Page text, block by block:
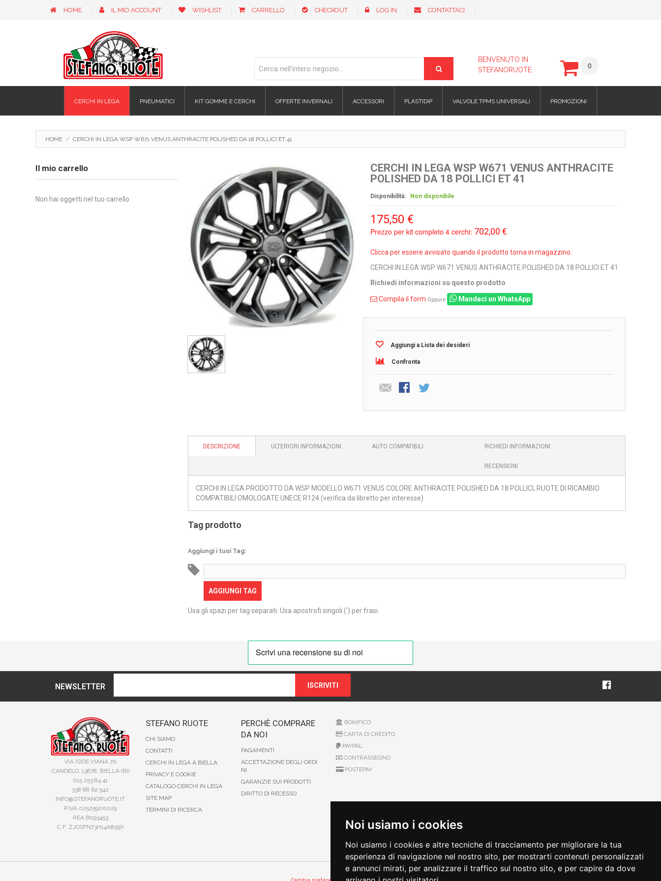
Noi usiamo i cookies
Noi usiamo i cookies e altre tecniche di tracciamento per migliorare la tua
esperienza di navigazione nel nostro sito, per mostrarti contenuti personalizzati
e annunci mirati, per analizzare il traffico sul nostro sito, e per capire da dove
HOME IL MIO ACCOUNT WISHLIST CARRELLO CHECKOUT LOG IN CONTATTACI
BENVENUTO IN
STEFANORUOTE
0
CERCHI IN LEGA PNEUMATICI KIT GOMME E CERCHI OFFERTE INVERNALI ACCESSORI PLASTIDIP VALVOLE TPMS UNIVERSALI PROMOZIONI
HOME / CERCHI IN LEGA WSP W671 VENUS ANTHRACITE POLISHED DA 18 POLLICI ET 41
CERCHI IN LEGA WSP W671 VENUS ANTHRACITE
POLISHED DA 18 POLLICI ET 41
Disponibilità: Non disponibile
175,50 €
Prezzo per kit completo 4 cerchi: 702,00 €
Clicca per essere avvisato quando il prodotto torna in magazzino.
CERCHI IN LEGA WSP W671 VENUS ANTHRACITE POLISHED DA 18 POLLICI ET 41
Richiedi informazioni su questo prodotto
Compila il form Oppure Mandaci un WhatsApp
Aggiungi a Lista dei desideri
Confronta
DESCRIZIONE ULTERIORI INFORMAZIONI AUTO COMPATIBILI RICHIEDI INFORMAZIONI
RECENSIONI
CERCHI IN LEGA PRODOTTO DA WSP MODELLO W671 VENUS COLORE ANTHRACITE POLISHED DA 18 POLLICI, RUOTE DI RICAMBIO
COMPATIBILI OMOLOGATE UNECE R124 (verifica da libretto per interesse)
Tag prodotto
Aggiungi i tuoi Tag:
AGGIUNGI TAG
Usa gli spazi per tag separati. Usa apostrofi singoli (') per frasi.
Il mio carrello
Non hai oggetti nel tuo carrello
NEWSLETTER ISCRIVITI
VIA ISIDE VIANA 70
CANDELO, 13878, BIELLA (BI)
015 253 84 41
338 88 62 542
INFO@STEFANORUOTE.IT
P.IVA 02525900029
REA BI193453
C.F. ZJOSFN73H14A859X
STEFANO RUOTE
CHI SIAMO
CONTATTI
CERCHI IN LEGA A BIELLA
PRIVACY E COOKIE
CATALOGO CERCHI IN LEGA
SITE MAP
TERMINI DI RICERCA
PERCHÈ COMPRARE
DA NOI
PAGAMENTI
ACCETTAZIONE DEGLI ORDI
NI
GARANZIE SUI PRODOTTI
DIRITTO DI RECESSO
BONIFICO
CARTA DI CREDITO
PAYPAL
CONTRASSEGNO
POSTEPAY